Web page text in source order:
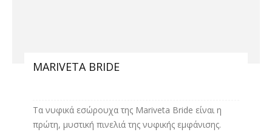
MARIVETA BRIDE
Τα νυφικά εσώρουχα της Mariveta Bride είναι η
πρώτη, μυστική πινελιά της νυφικής εμφάνισης.